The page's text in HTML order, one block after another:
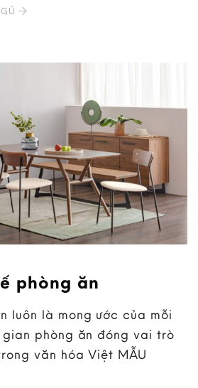
phòng ăn
luôn là mong ước của mỗi
phòng ăn đóng vai trò
văn hóa Việt MẪU